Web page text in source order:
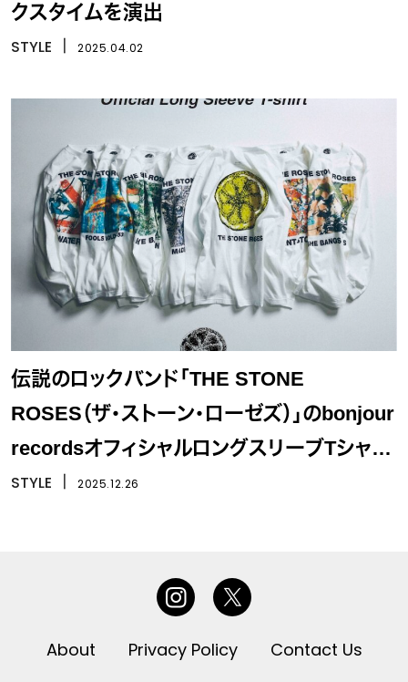
クスタイムを演出
STYLE 2025.04.02
伝説のロックバンド「THE STONE
ROSES（ザ・ストーン・ローゼズ）」のbonjour
recordsオフィシャルロングスリーブTシャツ
が発売
STYLE 2025.12.26
About Privacy Policy Contact Us